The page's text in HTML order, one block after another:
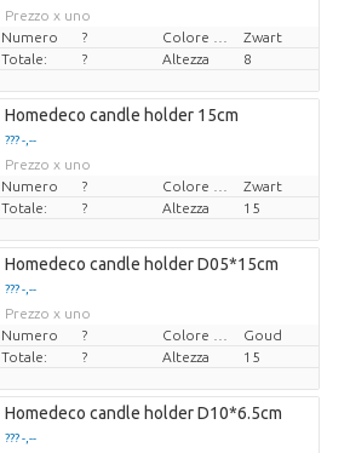
Prezzo x uno
Numero
?
Zwart
Totale:
? Altezza 8
Homedeco candle holder 15cm
??? -,--
Prezzo x uno
Numero
?
Zwart
Totale:
? Altezza 15
Homedeco candle holder D05*15cm
??? -,--
Prezzo x uno
Numero
?
Goud
Totale:
? Altezza 15
Homedeco candle holder D10*6.5cm
??? -,--